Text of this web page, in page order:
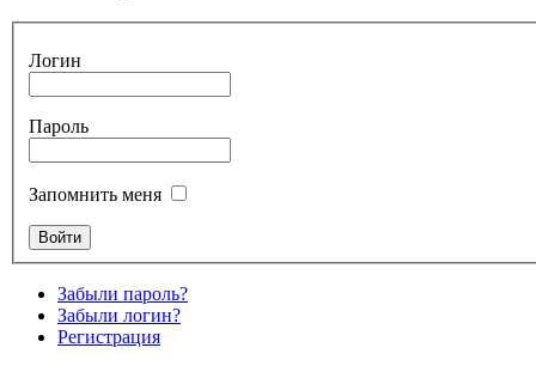
Логин
Пароль
Запомнить меня
Забыли пароль?
Забыли логин?
Регистрация